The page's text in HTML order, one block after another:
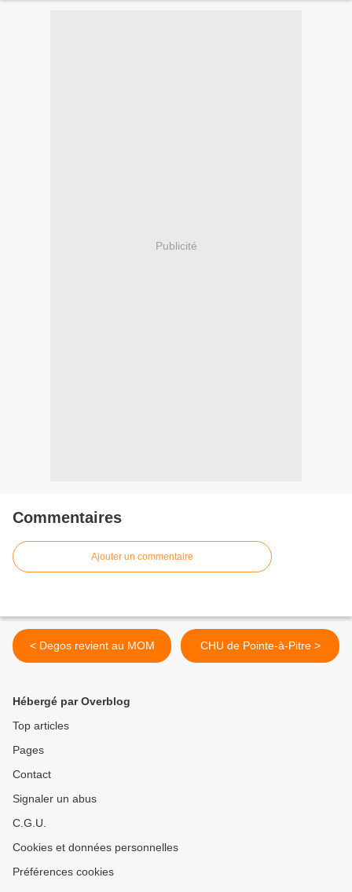
Publicité
Commentaires
Ajouter un commentaire
< Degos revient au MOM CHU de Pointe-à-Pitre >
Hébergé par Overblog
Top articles
Pages
Contact
Signaler un abus
C.G.U.
Cookies et données personnelles
Préférences cookies